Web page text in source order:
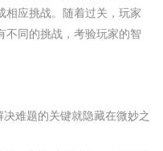
相应挑战。随着过关，玩家
不同的挑战，考验玩家的智
难题的关键就隐藏在微妙之